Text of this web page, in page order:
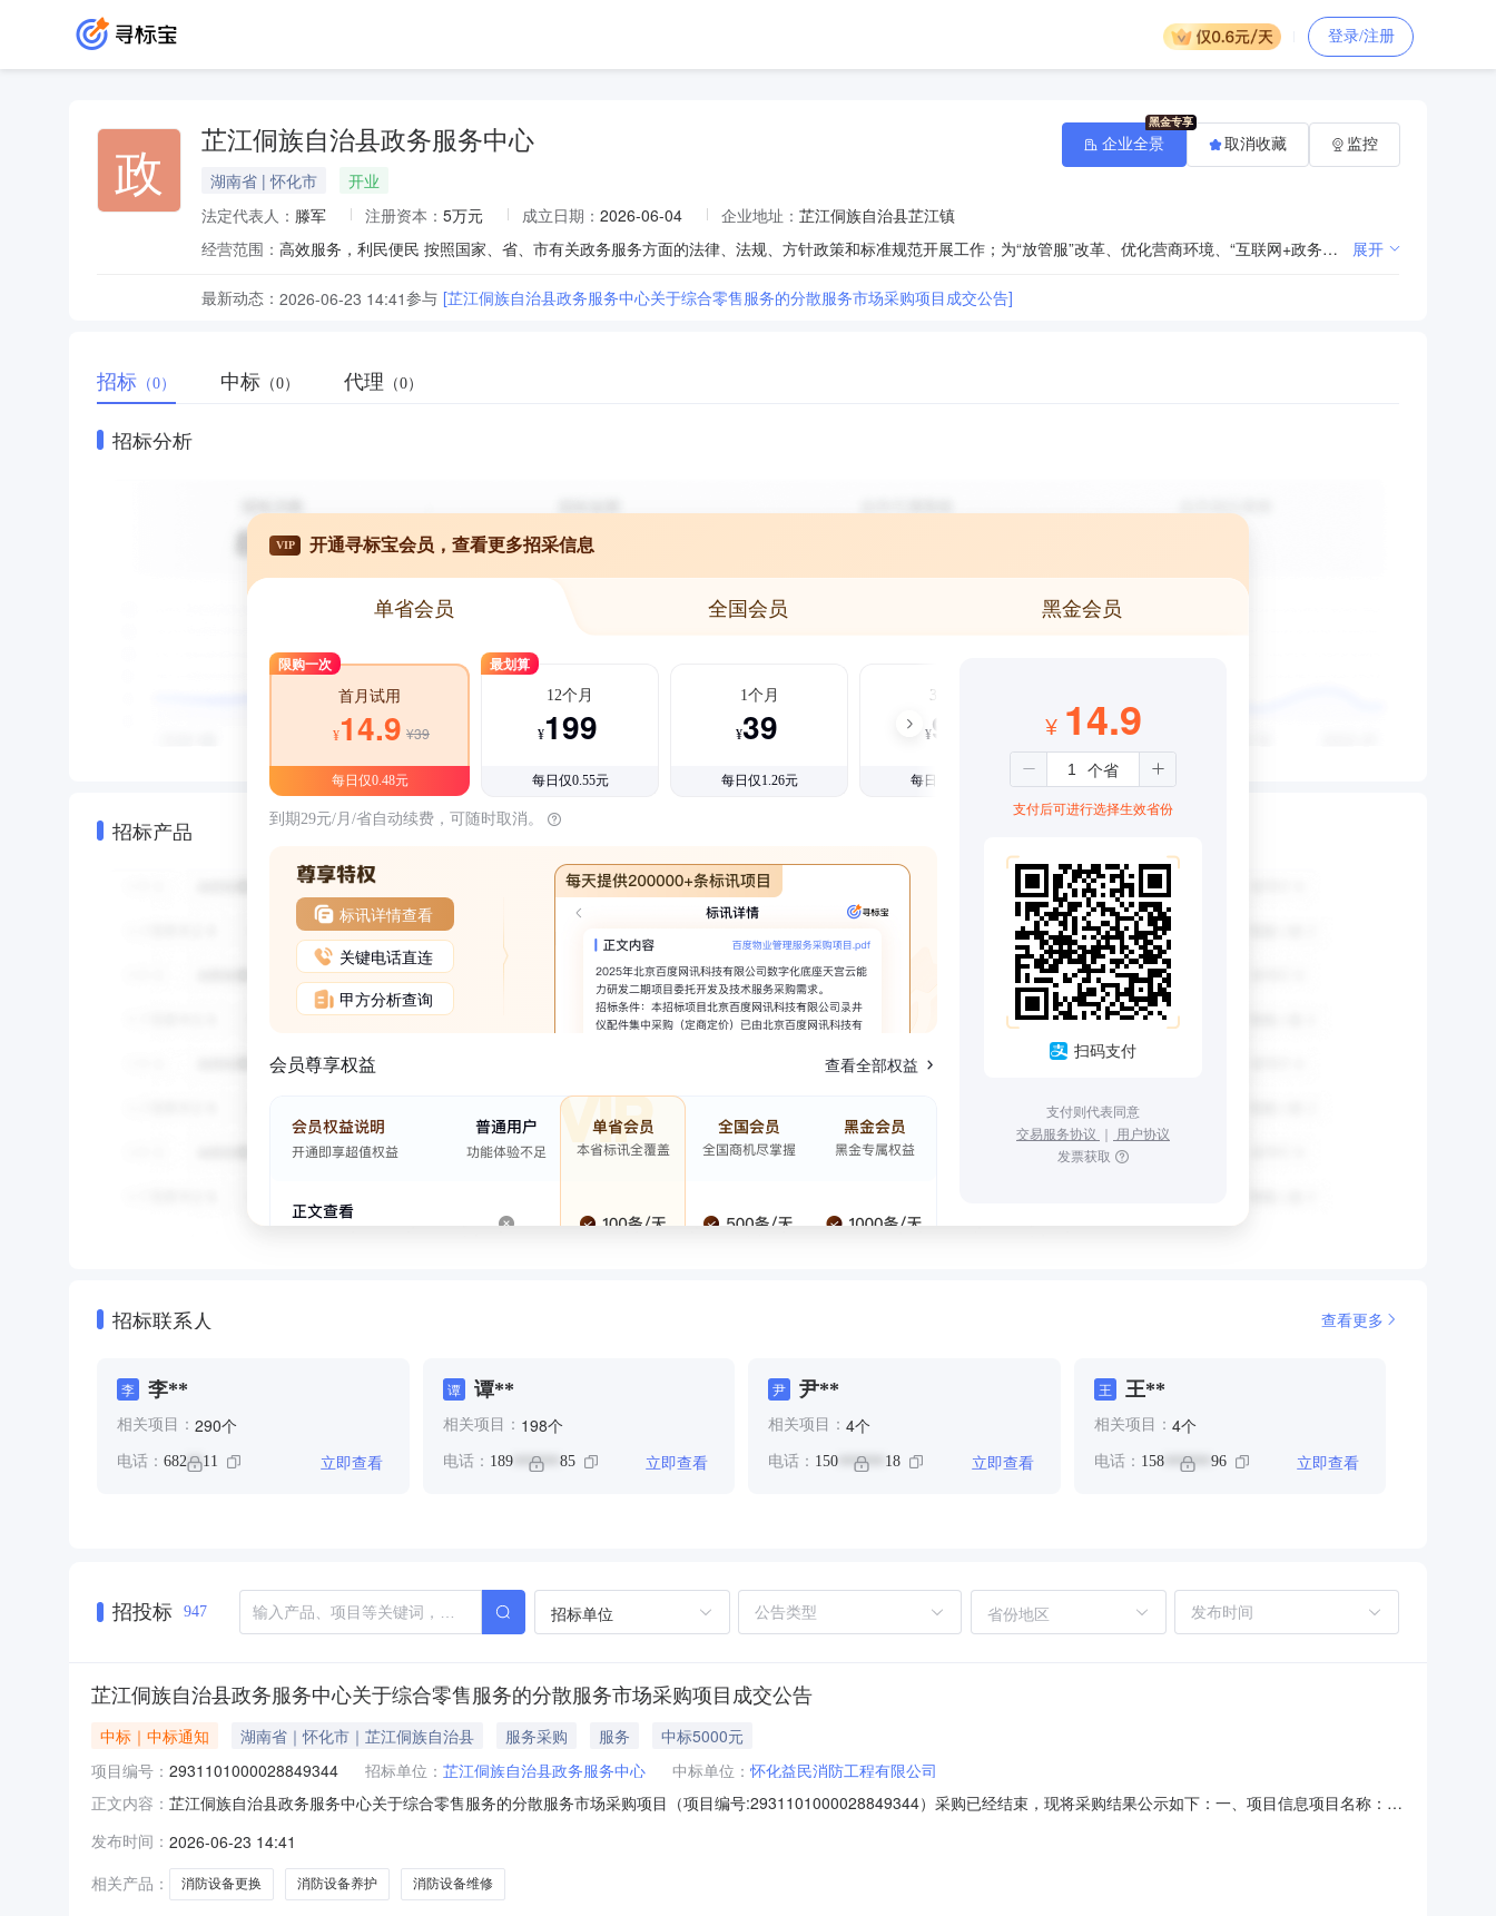
登录/注册
政 芷江侗族自治县政务服务中心
湖南省 | 怀化市
开业
法定代表人： 滕军 注册资本： 5万元 成立日期： 2026-06-04 企业地址： 芷江侗族自治县芷江镇
经营范围：
高效服务，利民便民 按照国家、省、市有关政务服务方面的法律、法规、方针政策和标准规范开展工作；为“放管服”改革、优化营商环境、“互联网+政务服务”等工作提供服务保障。 展开
最新动态： 2026-06-23 14:41参与 [芷江侗族自治县政务服务中心关于综合零售服务的分散服务市场采购项目成交公告]
企业全景 取消收藏 监控
招标 （0） 中标 （0） 代理 （0）
招标分析
招标产品
VIP 开通寻标宝会员，查看更多招采信息
单省会员 全国会员 黑金会员
限购一次
首月试用
¥14.9 ¥39
每日仅0.48元
最划算
12个月
¥199
每日仅0.55元
1个月
¥39
每日仅1.26元
3个月
¥99
每日仅1.08元
到期29元/月/省自动续费，可随时取消。
标讯详情查看
关键电话直连
甲方分析查询
会员尊享权益 查看全部权益
¥ 14.9
支付后可进行选择生效省份
扫码支付
支付则代表同意
交易服务协议 ｜ 用户协议
发票获取
招标联系人 查看更多
李 李**
相关项目： 290个
电话： 682**11 立即查看
谭 谭**
相关项目： 198个
电话： 189****** 85 立即查看
尹 尹**
相关项目： 4个
电话： 150 ****** 18 立即查看
王 王**
相关项目： 4个
电话： 158****** 96 立即查看
招投标 947 招标单位 省份地区
芷江侗族自治县政务服务中心关于综合零售服务的分散服务市场采购项目成交公告
中标｜中标通知 湖南省｜怀化市｜芷江侗族自治县 服务采购 服务
中标5000元
项目编号： 2931101000028849344 招标单位： 芷江侗族自治县政务服务中心 中标单位： 怀化益民消防工程有限公司
正文内容： 芷江侗族自治县政务服务中心关于综合零售服务的分散服务市场采购项目（项目编号:2931101000028849344）采购已经结束，现将采购结果公示如下：一、项目信息项目名称：芷
江侗族自治县报价起止时间：-二、采购单位信息采购单位名称：芷江侗族自治县政务服务中心采购单位地址：芷江镇迎宾路市民之家采购单位统一社会信用代码或组织机构代码：
MB1
发布时间： 2026-06-23 14:41
相关产品：
消防设备更换 消防设备养护 消防设备维修